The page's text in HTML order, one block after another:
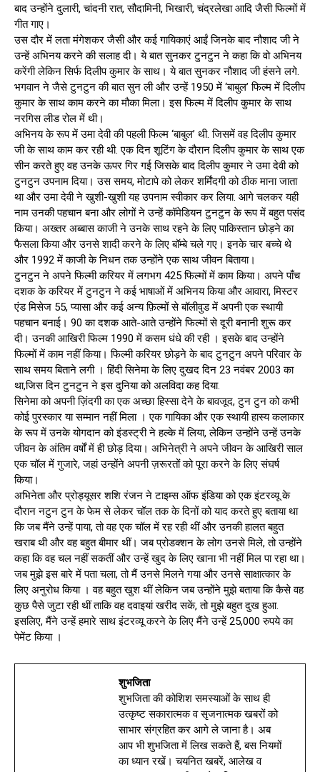
बाद उन्होंने दुलारी, चांदनी रात, सौदामिनी, भिखारी, चंद्रलेखा आदि जैसी फिल्मों में
गीत गाए।
उस दौर में लता मंगेशकर जैसी और कई गायिकाएं आईं जिनके बाद नौशाद जी ने
उन्हें अभिनय करने की सलाह दी। ये बात सुनकर टुनटुन ने कहा कि वो अभिनय
करेंगी लेकिन सिर्फ दिलीप कुमार के साथ। ये बात सुनकर नौशाद जी हंसने लगे.
भगवान ने जैसे टुनटुन की बात सुन ली और उन्हें 1950 में ‘बाबुल’ फिल्म में दिलीप
कुमार के साथ काम करने का मौका मिला। इस फिल्म में दिलीप कुमार के साथ
नरगिस लीड रोल में थी।
अभिनय के रूप में उमा देवी की पहली फिल्म ‘बाबुल’ थी. जिसमें वह दिलीप कुमार
जी के साथ काम कर रही थी. एक दिन शूटिंग के दौरान दिलीप कुमार के साथ एक
सीन करते हुए वह उनके ऊपर गिर गई जिसके बाद दिलीप कुमार ने उमा देवी को
टुनटुन उपनाम दिया। उस समय, मोटापे को लेकर शर्मिंदगी को ठीक माना जाता
था और उमा देवी ने खुशी-खुशी यह उपनाम स्वीकार कर लिया. आगे चलकर यही
नाम उनकी पहचान बना और लोगों ने उन्हें कॉमेडियन टुनटुन के रूप में बहुत पसंद
किया। अख्तर अब्बास काजी ने उनके साथ रहने के लिए पाकिस्तान छोड़ने का
फैसला किया और उनसे शादी करने के लिए बॉम्बे चले गए। इनके चार बच्चे थे
और 1992 में काजी के निधन तक उन्होंने एक साथ जीवन बिताया।
टुनटुन ने अपने फिल्मी करियर में लगभग 425 फिल्मों में काम किया। अपने पाँच
दशक के करियर में टुनटुन ने कई भाषाओं में अभिनय किया और आवारा, मिस्टर
एंड मिसेज 55, प्यासा और कई अन्य फ़िल्मों से बॉलीवुड में अपनी एक स्थायी
पहचान बनाई। 90 का दशक आते-आते उन्होंने फिल्मों से दूरी बनानी शुरू कर
दी। उनकी आखिरी फिल्म 1990 में कसम धंधे की रही । इसके बाद उन्होंने
फिल्मों में काम नहीं किया। फिल्मी करियर छोड़ने के बाद टुनटुन अपने परिवार के
साथ समय बिताने लगी । हिंदी सिनेमा के लिए दुखद दिन 23 नवंबर 2003 का
था,जिस दिन टुनटुन ने इस दुनिया को अलविदा कह दिया.
सिनेमा को अपनी ज़िंदगी का एक अच्छा हिस्सा देने के बावजूद, टुन टुन को कभी
कोई पुरस्कार या सम्मान नहीं मिला । एक गायिका और एक स्थायी हास्य कलाकार
के रूप में उनके योगदान को इंडस्ट्री ने हल्के में लिया, लेकिन उन्होंने उन्हें उनके
जीवन के अंतिम वर्षों में ही छोड़ दिया। अभिनेत्री ने अपने जीवन के आखिरी साल
एक चॉल में गुजारे, जहां उन्होंने अपनी ज़रूरतों को पूरा करने के लिए संघर्ष
किया।
अभिनेता और प्रोड्यूसर शशि रंजन ने टाइम्स ऑफ इंडिया को एक इंटरव्यू के
दौरान नटुन टुन के फेम से लेकर चॉल तक के दिनों को याद करते हुए बताया था
कि जब मैंने उन्हें पाया, तो वह एक चॉल में रह रही थीं और उनकी हालत बहुत
खराब थी और वह बहुत बीमार थीं। जब प्रोडक्शन के लोग उनसे मिले, तो उन्होंने
कहा कि वह चल नहीं सकतीं और उन्हें खुद के लिए खाना भी नहीं मिल पा रहा था।
जब मुझे इस बारे में पता चला, तो मैं उनसे मिलने गया और उनसे साक्षात्कार के
लिए अनुरोध किया । वह बहुत खुश थीं लेकिन जब उन्होंने मुझे बताया कि कैसे वह
कुछ पैसे जुटा रही थीं ताकि वह दवाइयां खरीद सकें, तो मुझे बहुत दुख हुआ.
इसलिए, मैंने उन्हें हमारे साथ इंटरव्यू करने के लिए मैंने उन्हें 25,000 रुपये का
पेमेंट किया ।
शुभजिता
शुभजिता की कोशिश समस्याओं के साथ ही
उत्कृष्ट सकारात्मक व सृजनात्मक खबरों को
साभार संग्रहित कर आगे ले जाना है। अब
आप भी शुभजिता में लिख सकते हैं, बस नियमों
का ध्यान रखें। चयनित खबरें, आलेख व